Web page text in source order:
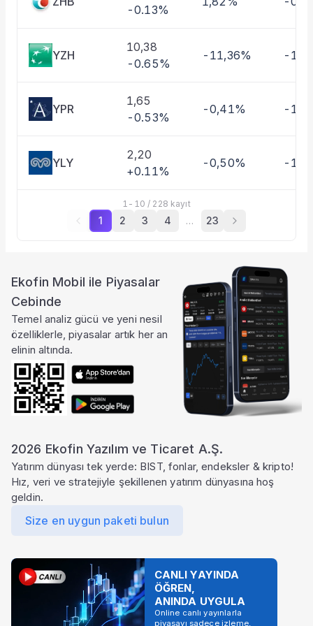
-0.13%
YZH
10,38
-0.65%
-11,36% -
YPR
1,65
-0.53%
-0,41% -
YLY
2,20
+0.11%
-0,50% -
1 - 10 / 228 kayıt
1 2 3 4 … 23
Ekofin Mobil ile Piyasalar
Cebinde
Temel analiz gücü ve yeni nesil
özelliklerle, piyasalar artık her an
elinin altında.
2026 Ekofin Yazılım ve Ticaret A.Ş.
Yatırım dünyası tek yerde: BIST, fonlar, endeksler & kripto!
Hız, veri ve stratejiyle şekillenen yatırım dünyasına hoş
geldin.
Size en uygun paketi bulun
CANLI YAYINDA
ÖĞREN,
ANINDA UYGULA
Online canlı yayınlarla
piyasayı sadece izleme,